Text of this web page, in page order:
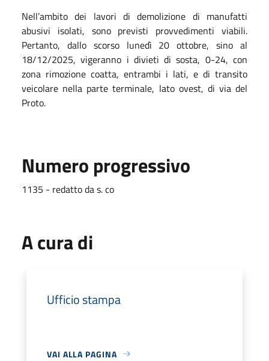
Nell’ambito dei lavori di demolizione di manufatti
abusivi isolati, sono previsti provvedimenti viabili.
Pertanto, dallo scorso lunedì 20 ottobre, sino al
18/12/2025, vigeranno i divieti di sosta, 0-24, con
zona rimozione coatta, entrambi i lati, e di transito
veicolare nella parte terminale, lato ovest, di via del
Proto.
Numero progressivo
1135 - redatto da s. co
A cura di
Ufficio stampa
VAI ALLA PAGINA